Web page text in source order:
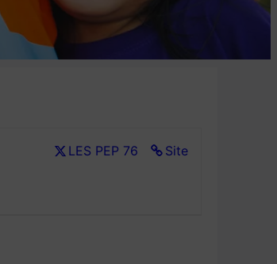
Site
LES PEP 76